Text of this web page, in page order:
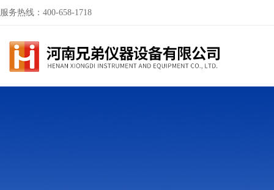
服务热线：400-658-1718